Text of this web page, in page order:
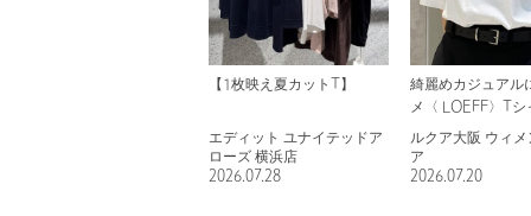
【1枚映え夏カットT】
エディット ユナイテッドア
ローズ 横浜店
2026.07.28
綺麗めカジュアル
メ〈 LOEFF〉Tシ
ルクア大阪 ウィ
ア
2026.07.20